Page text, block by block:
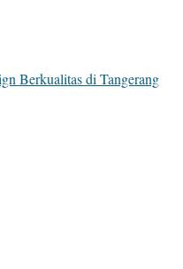
Berkualitas di Tangerang